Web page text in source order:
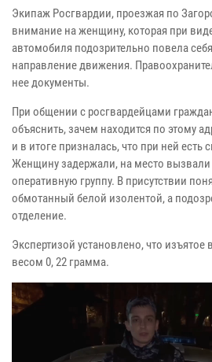
Экипаж Росгвардии, проезжая по
внимание на женщину, которая при
автомобиля подозрительно повела
направление движения.
нее документы.
При общении с росгвардейцами
объяснить, зачем находится по этому
и в итоге призналась, что при ней есть
Женщину задержали, на место вызвали
оперативную группу. В присутствии
обмотанный белой изолентой, а
отделение.
Экспертизой установлено, что
весом 0, 22 грамма.